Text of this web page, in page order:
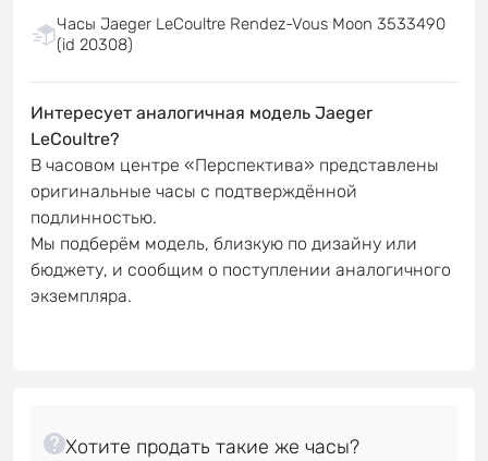
Часы Jaeger LeCoultre Rendez-Vous Moon 3533490
(id 20308)
Интересует аналогичная модель Jaeger
LeCoultre?
В часовом центре «Перспектива» представлены
оригинальные часы с подтверждённой
подлинностью.
Мы подберём модель, близкую по дизайну или
бюджету, и сообщим о поступлении аналогичного
экземпляра.